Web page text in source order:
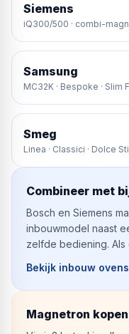
Siemens
iQ300/500 · combi-
Samsung
MC32K · Bespoke · Slim
Smeg
Linea · Classici · Dolce
Combineer met
Bosch en Siemens
inbouwmodel naast
zelfde bediening.
Bekijk inbouw
Magnetron